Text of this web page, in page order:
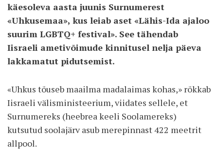
käesoleva aasta juunis Surnumerest
«Uhkusemaa», kus leiab aset «Lähis-Ida ajaloo
suurim LGBTQ+ festival». See tähendab
Iisraeli ametivõimude kinnitusel nelja päeva
lakkamatut pidutsemist.
«Uhkus tõuseb maailma madalaimas kohas,» rõkkab
Iisraeli välisministeerium, viidates sellele, et
Surnumereks (heebrea keeli Soolamereks)
kutsutud soolajärv asub merepinnast 422 meetrit
allpool.